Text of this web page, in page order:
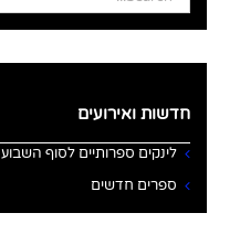
for:
חדשות ואירועים
לינקים ספרותיים לסוף השבוע
ספרים חדשים